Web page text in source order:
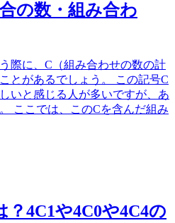
の数・組み合わ
際に、C（組み合わせの数の計
とがあるでしょう。 この記号C
いと感じる人が多いですが、あ
ここでは、このCを含んだ組み
？4C1や4C0や4C4の